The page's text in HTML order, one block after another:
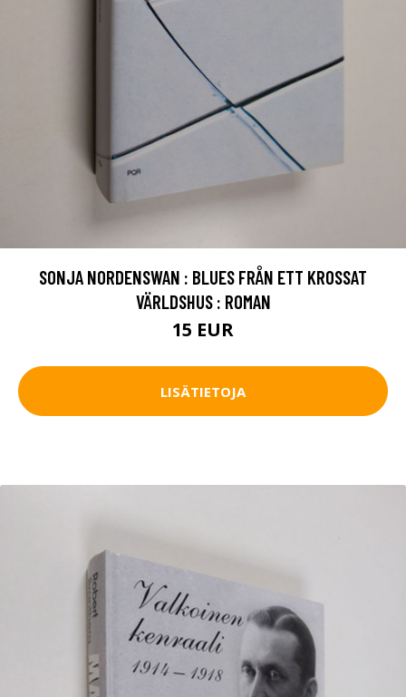
SONJA NORDENSWAN : BLUES FRÅN ETT KROSSAT
VÄRLDSHUS : ROMAN
15 EUR
LISÄTIETOJA